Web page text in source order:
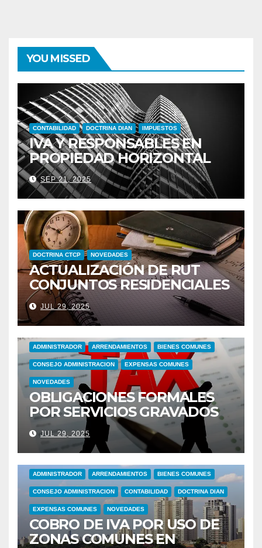
YOU MISSED
CONTABILIDAD DOCTRINA DIAN IMPUESTOS
IVA Y RESPONSABLES EN
PROPIEDAD HORIZONTAL
SEP 21, 2025
DOCTRINA CTCP NOVEDADES
ACTUALIZACIÓN DE RUT
CONJUNTOS RESIDENCIALES
CANCELANDO
RESPONSABILIDAD POR IVA
JUL 29, 2025
ADMINISTRADOR ARRENDAMIENTOS BIENES COMUNES
CONSEJO ADMINISTRACION EXPENSAS COMUNES
NOVEDADES
OBLIGACIONES FORMALES
POR SERVICIOS GRAVADOS
CON IVA POR USO ZONAS
COMUNES
JUL 29, 2025
ADMINISTRADOR ARRENDAMIENTOS BIENES COMUNES
CONSEJO ADMINISTRACION CONTABILIDAD DOCTRINA DIAN
EXPENSAS COMUNES NOVEDADES
COBRO DE IVA POR USO DE
ZONAS COMUNES EN